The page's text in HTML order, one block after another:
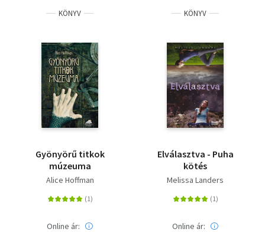
KÖNYV
Gyönyörű titkok
múzeuma
Alice Hoffman
Online ár:
KÖNYV
Elválasztva - Puha
kötés
Melissa Landers
Online ár: